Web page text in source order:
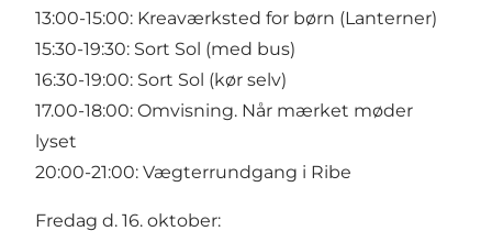
13:00-15:00: Kreaværksted for børn (Lanterner)
15:30-19:30: Sort Sol (med bus)
16:30-19:00: Sort Sol (kør selv)
17.00-18:00: Omvisning. Når mærket møder
lyset
20:00-21:00: Vægterrundgang i Ribe
Fredag d. 16. oktober: